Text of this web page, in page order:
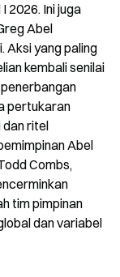
2026. Ini juga
Abel
Aksi yang paling
kembali senilai
pertukaran
ritel
Abel
Combs,
tim pimpinan
dan variabel